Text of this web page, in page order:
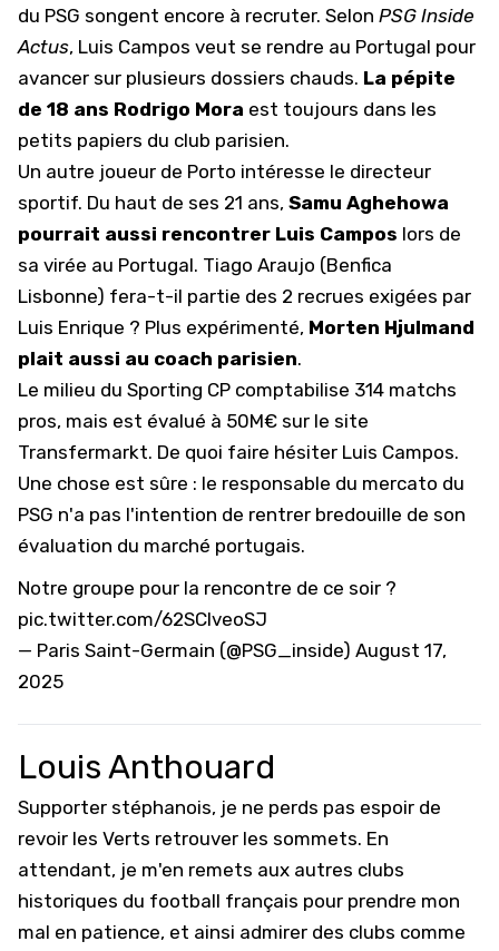
du PSG songent encore à recruter. Selon PSG Inside
Actus, Luis Campos veut se rendre au Portugal pour
avancer sur plusieurs dossiers chauds. La pépite
de 18 ans Rodrigo Mora est toujours dans les
petits papiers du club parisien.
Un autre joueur de Porto intéresse le directeur
sportif. Du haut de ses 21 ans, Samu Aghehowa
pourrait aussi rencontrer Luis Campos lors de
sa virée au Portugal. Tiago Araujo (Benfica
Lisbonne) fera-t-il partie des 2 recrues exigées par
Luis Enrique ? Plus expérimenté, Morten Hjulmand
plait aussi au coach parisien.
Le milieu du Sporting CP comptabilise 314 matchs
pros, mais est évalué à 50M€ sur le site
Transfermarkt. De quoi faire hésiter Luis Campos.
Une chose est sûre : le responsable du mercato du
PSG n'a pas l'intention de rentrer bredouille de son
évaluation du marché portugais.
Notre groupe pour la rencontre de ce soir ?
pic.twitter.com/62SClveoSJ
— Paris Saint-Germain (@PSG_inside) August 17,
2025
Louis Anthouard
Supporter stéphanois, je ne perds pas espoir de
revoir les Verts retrouver les sommets. En
attendant, je m'en remets aux autres clubs
historiques du football français pour prendre mon
mal en patience, et ainsi admirer des clubs comme